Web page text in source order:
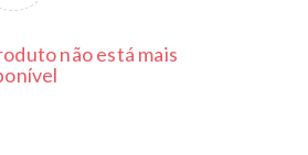
não está mais